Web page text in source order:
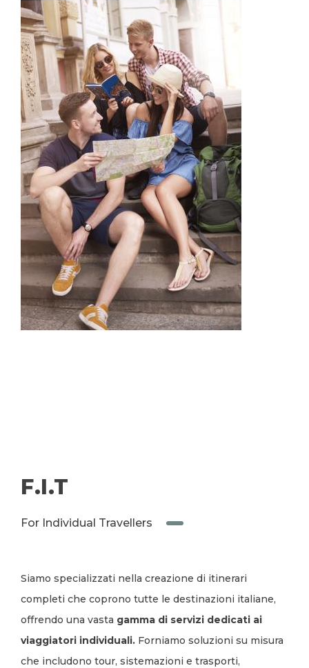
Image
F.I.T
For Individual Travellers
Siamo specializzati nella creazione di itinerari
completi che coprono tutte le destinazioni italiane,
offrendo una vasta gamma di servizi dedicati ai
viaggiatori individuali. Forniamo soluzioni su misura
che includono tour, sistemazioni e trasporti,